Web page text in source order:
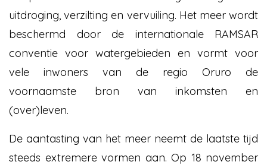
uitdroging, verzilting en vervuiling. Het meer wordt
beschermd door de internationale RAMSAR
conventie voor watergebieden en vormt voor
vele inwoners van de regio Oruro de
voornaamste bron van inkomsten en
(over)leven.
De aantasting van het meer neemt de laatste tijd
steeds extremere vormen aan. Op 18 november